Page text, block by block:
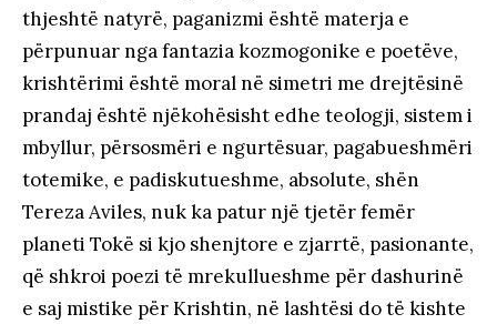
thjeshtë natyrë, paganizmi është materja e
përpunuar nga fantazia kozmogonike e poetëve,
krishtërimi është moral në simetri me drejtësinë
prandaj është njëkohësisht edhe teologji, sistem i
mbyllur, përsosmëri e ngurtësuar, pagabueshmëri
totemike, e padiskutueshme, absolute, shën
Tereza Aviles, nuk ka patur një tjetër femër
planeti Tokë si kjo shenjtore e zjarrtë, pasionante,
që shkroi poezi të mrekullueshme për dashurinë
e saj mistike për Krishtin, në lashtësi do të kishte